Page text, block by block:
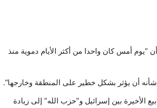
“يوم أمس كان واحدا من أكثر الأيام دموية منذ
أن يؤثر بشكل خطير على المنطقة وخارجها”.
الأخيرة بين إسرائيل و”حزب الله” إلى زيادة